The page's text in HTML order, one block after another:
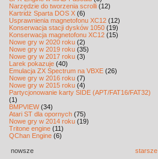
Narzędzie do tworzenia scrolli (12)
Kartridż Sparta DOS X (6)
Usprawnienia magnetofonu XC12 (12)
Konserwacja stacji dysków 1050 (19)
Konserwacja magnetofonu XC12 (15)
Nowe gry w 2020 roku (2)
Nowe gry w 2019 roku (35)
Nowe gry w 2017 roku (3)
Larek pokazuje (40)
Emulacja ZX Spectrum na VBXE (26)
Nowe gry w 2016 roku (7)
Nowe gry w 2015 roku (4)
Partycjonowanie karty SIDE (APT/FAT16/FAT32)
(1)
BMPVIEW(34)
Atari ST dla opornych (75)
Nowe gry w 2014 roku (19)
Tritone engine (11)
QChan Engine (6)
nowsze starsze